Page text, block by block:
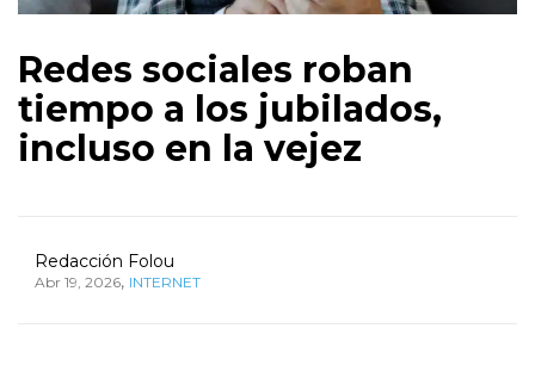
Redes sociales roban
tiempo a los jubilados,
incluso en la vejez
Redacción Folou
Abr 19, 2026, INTERNET